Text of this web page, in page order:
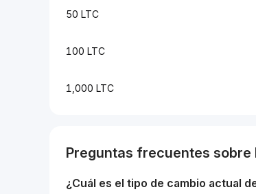
50 LTC
100 LTC
1,000 LTC
Preguntas frecuentes sobre
¿Cuál es el tipo de cambio actual